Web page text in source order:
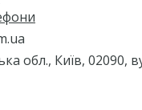
a
обл., Київ, 02090,